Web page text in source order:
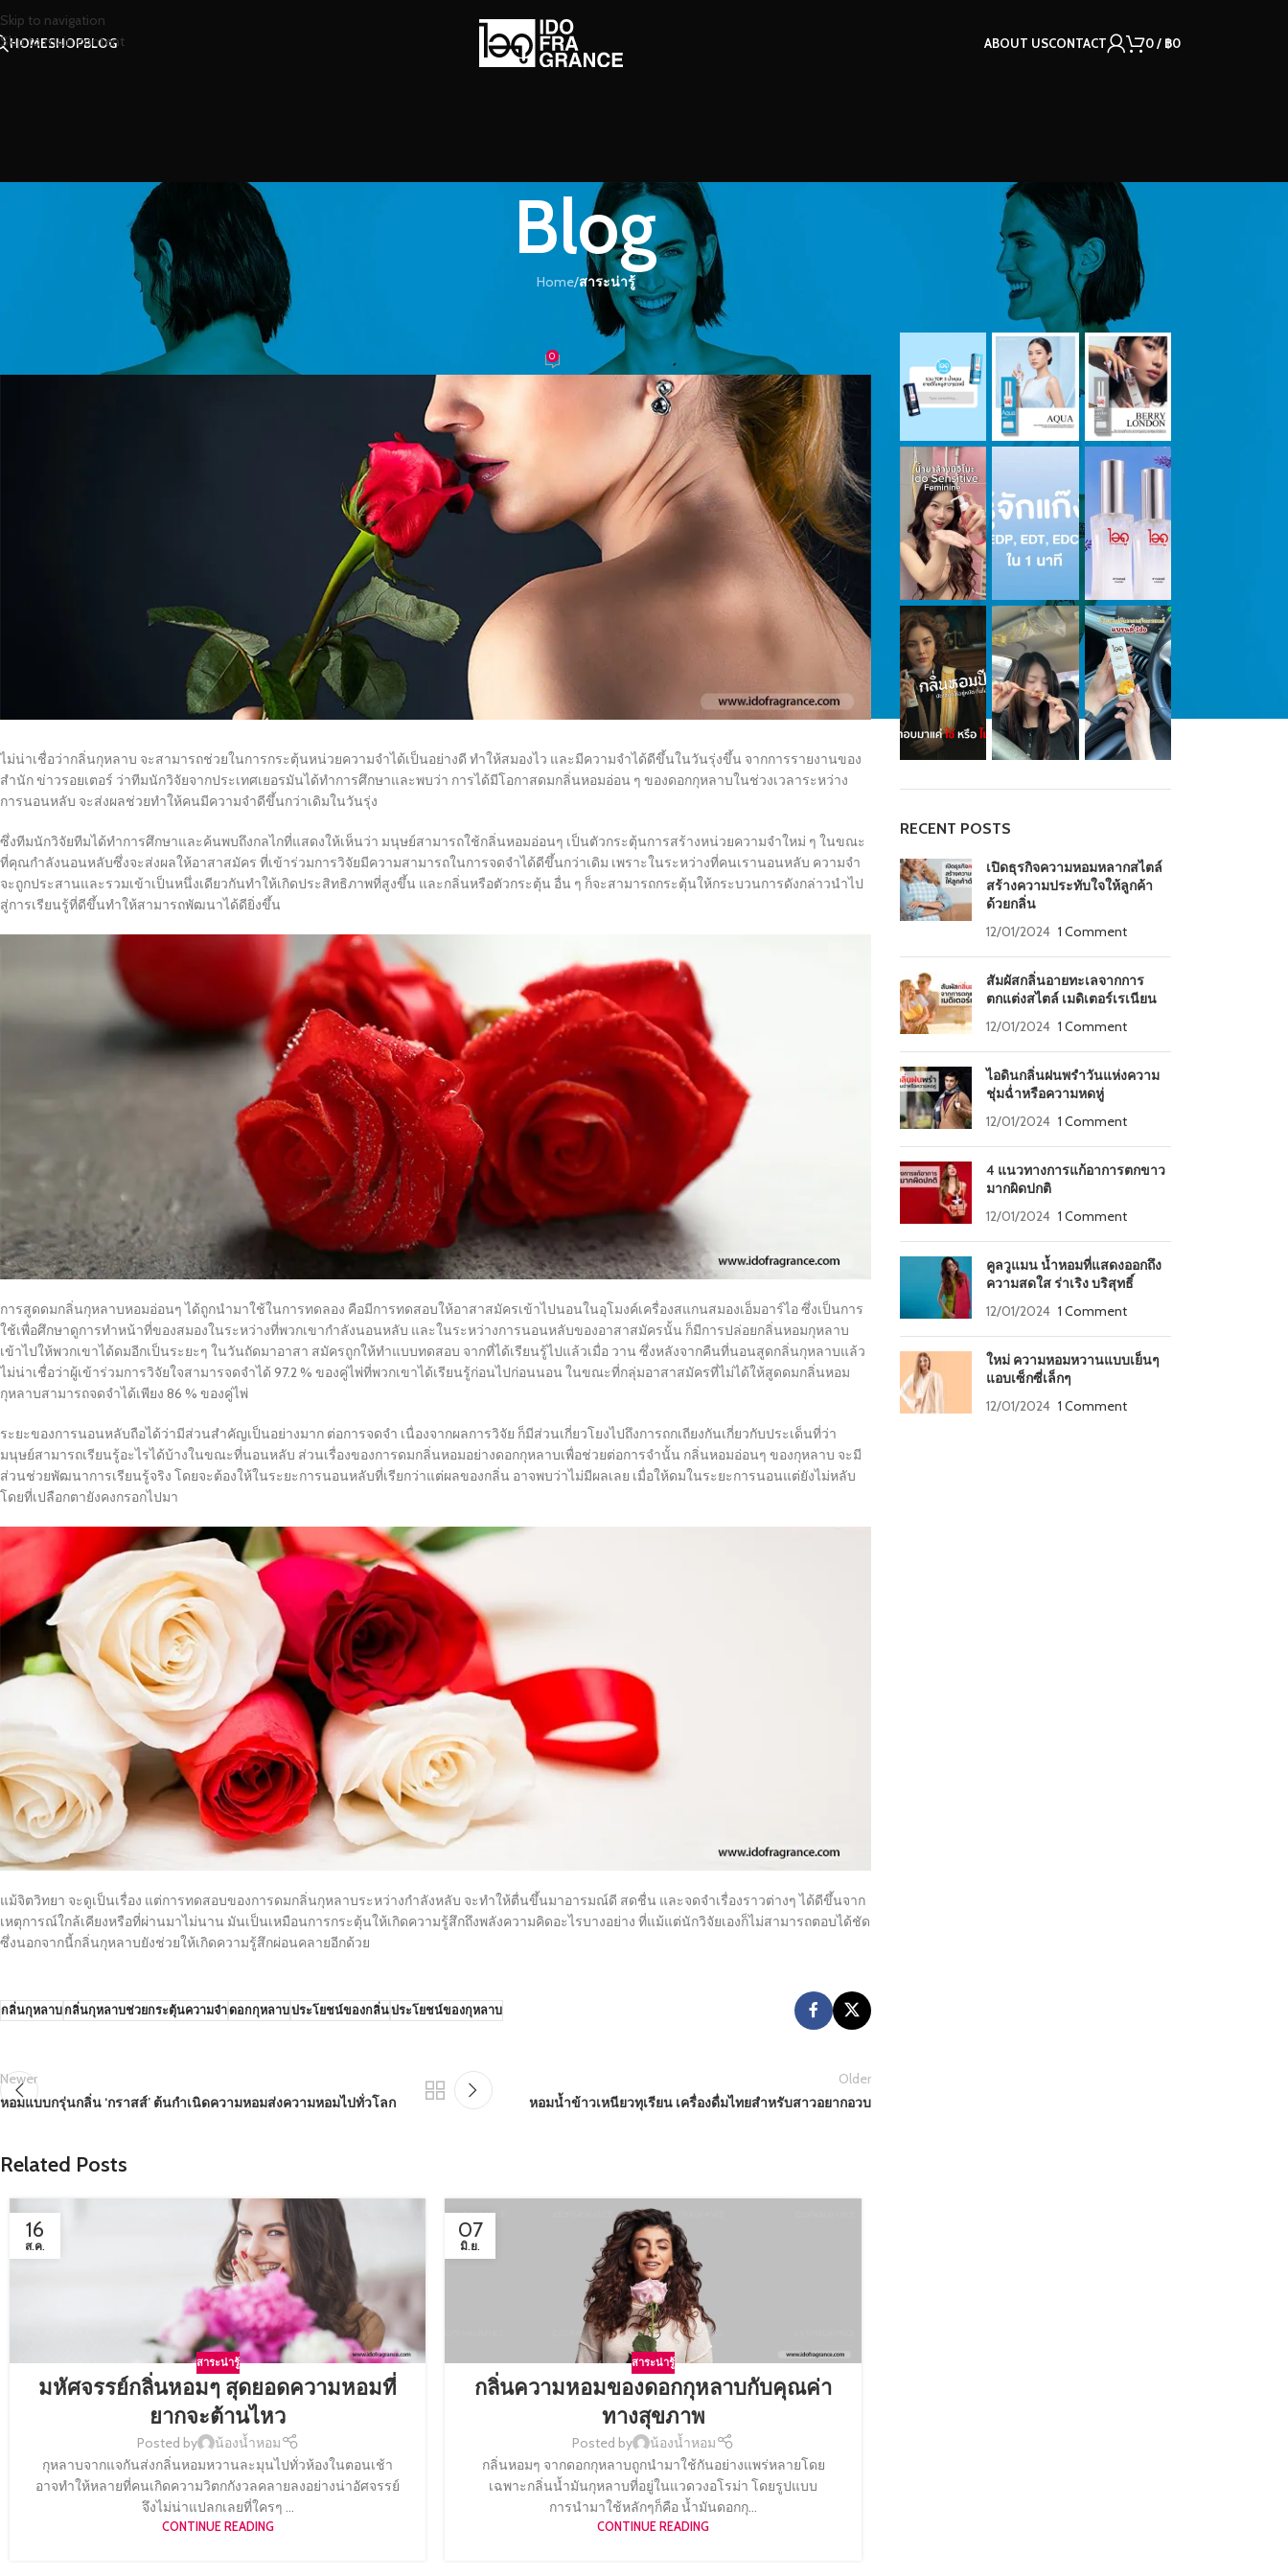
Skip to navigation
Skip to main content
HOMESHOPBLOG ABOUT USCONTACT 0/ ฿0
Blog
Home/สาระน่ารู้
กลิ่นกุหลาบ …ช่วยกระตุ้น ความความจำได้จริงหรือ??
0
ไม่น่าเชื่อว่ากลิ่นกุหลาบ จะสามารถช่วยในการกระตุ้นหน่วยความจำได้เป็นอย่างดี ทำให้สมองไว และมีความจำได้ดีขึ้นในวันรุ่งขึ้น จากการรายงานของ
สำนัก ข่าวรอยเตอร์ ว่าทีมนักวิจัยจากประเทศเยอรมันได้ทำการศึกษาและพบว่า การได้มีโอกาสดมกลิ่นหอมอ่อน ๆ ของดอกกุหลาบในช่วงเวลาระหว่าง
การนอนหลับ จะส่งผลช่วยทำให้คนมีความจำดีขึ้นกว่าเดิมในวันรุ่ง
ซึ่งทีมนักวิจัยทีมได้ทำการศึกษาและค้นพบถึงกลไกที่แสดงให้เห็นว่า มนุษย์สามารถใช้กลิ่นหอมอ่อนๆ เป็นตัวกระตุ้นการสร้างหน่วยความจำใหม่ ๆ ในขณะ
ที่คุณกำลังนอนหลับซึ่งจะส่งผลให้อาสาสมัคร ที่เข้าร่วมการวิจัยมีความสามารถในการจดจำได้ดีขึ้นกว่าเดิม เพราะในระหว่างที่คนเรานอนหลับ ความจำ
จะถูกประสานและรวมเข้าเป็นหนึ่งเดียวกันทำให้เกิดประสิทธิภาพที่สูงขึ้น และกลิ่นหรือตัวกระตุ้น อื่น ๆ ก็จะสามารถกระตุ้นให้กระบวนการดังกล่าวนำไป
สู่การเรียนรู้ที่ดีขึ้นทำให้สามารถพัฒนาได้ดียิ่งขึ้น
การสูดดมกลิ่นกุหลาบหอมอ่อนๆ ได้ถูกนำมาใช้ในการทดลอง คือมีการทดสอบให้อาสาสมัครเข้าไปนอนในอุโมงค์เครื่องสแกนสมองเอ็มอาร์ไอ ซึ่งเป็นการ
ใช้เพื่อศึกษาดูการทำหน้าที่ของสมองในระหว่างที่พวกเขากำลังนอนหลับ และในระหว่างการนอนหลับของอาสาสมัครนั้น ก็มีการปล่อยกลิ่นหอมกุหลาบ
เข้าไปให้พวกเขาได้ดมอีกเป็นระยะๆ ในวันถัดมาอาสา สมัครถูกให้ทำแบบทดสอบ จากที่ได้เรียนรู้ไปแล้วเมื่อ วาน ซึ่งหลังจากคืนที่นอนสูดกลิ่นกุหลาบแล้ว
ไม่น่าเชื่อว่าผู้เข้าร่วมการวิจัยใจสามารจดจำได้ 97.2 % ของคู่ไพ่ที่พวกเขาได้เรียนรู้ก่อนไปก่อนนอน ในขณะที่กลุ่มอาสาสมัครที่ไม่ได้ให้สูดดมกลิ่นหอม
กุหลาบสามารถจดจำได้เพียง 86 % ของคู่ไพ่
ระยะของการนอนหลับถือได้ว่ามีส่วนสำคัญเป็นอย่างมาก ต่อการจดจำ เนื่องจากผลการวิจัย ก็มีส่วนเกี่ยวโยงไปถึงการถกเถียงกันเกี่ยวกับประเด็นที่ว่า
มนุษย์สามารถเรียนรู้อะไรได้บ้างในขณะที่นอนหลับ ส่วนเรื่องของการดมกลิ่นหอมอย่างดอกกุหลาบเพื่อช่วยต่อการจำนั้น กลิ่นหอมอ่อนๆ ของกุหลาบ จะมี
ส่วนช่วยพัฒนาการเรียนรู้จริง โดยจะต้องให้ในระยะการนอนหลับที่เรียกว่าแต่ผลของกลิ่น อาจพบว่าไม่มีผลเลย เมื่อให้ดมในระยะการนอนแต่ยังไม่หลับ
โดยที่เปลือกตายังคงกรอกไปมา
แม้จิตวิทยา จะดูเป็นเรื่อง แต่การทดสอบของการดมกลิ่นกุหลาบระหว่างกำลังหลับ จะทำให้ตื่นขึ้นมาอารมณ์ดี สดชื่น และจดจำเรื่องราวต่างๆ ได้ดีขึ้นจาก
เหตุการณ์ใกล้เคียงหรือที่ผ่านมาไม่นาน มันเป็นเหมือนการกระตุ้นให้เกิดความรู้สึกถึงพลังความคิดอะไรบางอย่าง ที่แม้แต่นักวิจัยเองก็ไม่สามารถตอบได้ชัด
ซึ่งนอกจากนี้กลิ่นกุหลาบยังช่วยให้เกิดความรู้สึกผ่อนคลายอีกด้วย
กลิ่นกุหลาบกลิ่นกุหลาบช่วยกระตุ้นความจำดอกกุหลาบประโยชน์ของกลิ่นประโยชน์ของกุหลาบ
Newer
หอมแบบกรุ่นกลิ่น ‘กราสส์’ ต้นกำเนิดความหอมส่งความหอมไปทั่วโลก
Older
หอมน้ำข้าวเหนียวทุเรียน เครื่องดื่มไทยสำหรับสาวอยากอวบ
Related Posts
16
ส.ค.
สาระน่ารู้
มหัศจรรย์กลิ่นหอมๆ สุดยอดความหอมที่
ยากจะต้านไหว
Posted by
น้องน้ำหอม
กุหลาบจากแจกันส่งกลิ่นหอมหวานละมุนไปทั่วห้องในตอนเช้า
อาจทำให้หลายที่คนเกิดความวิตกกังวลคลายลงอย่างน่าอัศจรรย์
จึงไม่น่าแปลกเลยที่ใครๆ ...
CONTINUE READING
07
มิ.ย.
สาระน่ารู้
กลิ่นความหอมของดอกกุหลาบกับคุณค่า
ทางสุขภาพ
Posted by
น้องน้ำหอม
กลิ่นหอมๆ จากดอกกุหลาบถูกนำมาใช้กันอย่างแพร่หลายโดย
เฉพาะกลิ่นน้ำมันกุหลาบที่อยู่ในแวดวงอโรม่า โดยรูปแบบ
การนำมาใช้หลักๆก็คือ น้ำมันดอกกุ...
CONTINUE READING
OUR INSTAGRAM
RECENT POSTS
เปิดธุรกิจความหอมหลากสไตล์
สร้างความประทับใจให้ลูกค้า
ด้วยกลิ่น
12/01/2024 1 Comment
สัมผัสกลิ่นอายทะเลจากการ
ตกแต่งสไตล์ เมดิเตอร์เรเนียน
12/01/2024 1 Comment
ไอดินกลิ่นฝนพรำวันแห่งความ
ชุ่มฉ่ำหรือความหดหู่
12/01/2024 1 Comment
4 แนวทางการแก้อาการตกขาว
มากผิดปกติ
12/01/2024 1 Comment
คูลวูแมน น้ำหอมที่แสดงออกถึง
ความสดใส ร่าเริง บริสุทธิ์
12/01/2024 1 Comment
ใหม่ ความหอมหวานแบบเย็นๆ
แอบเซ็กซี่เล็กๆ
12/01/2024 1 Comment